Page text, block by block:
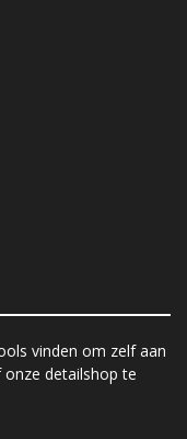
vinden om zelf aan
detailshop te